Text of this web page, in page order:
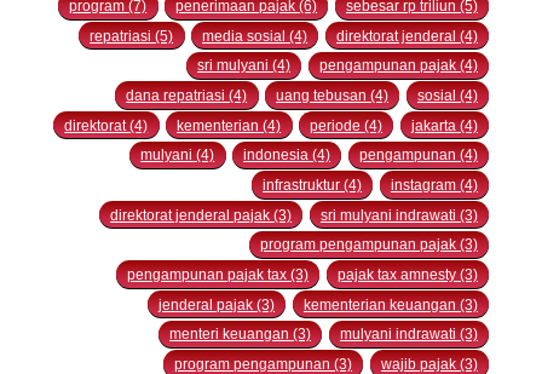
program (7)
penerimaan pajak (6)
sebesar rp triliun (5)
repatriasi (5)
media sosial (4)
direktorat jenderal (4)
sri mulyani (4)
pengampunan pajak (4)
dana repatriasi (4)
uang tebusan (4)
sosial (4)
direktorat (4)
kementerian (4) periode (4)
jakarta (4)
mulyani (4)
indonesia (4)
pengampunan (4)
infrastruktur (4)
instagram (4)
direktorat jenderal pajak (3)
sri mulyani indrawati (3)
program pengampunan pajak (3)
pengampunan pajak tax (3)
pajak tax amnesty (3)
jenderal pajak (3)
kementerian keuangan (3)
menteri keuangan (3)
mulyani indrawati (3)
program pengampunan (3)
wajib pajak (3)